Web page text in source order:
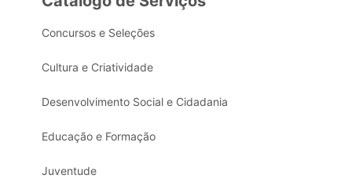
Concursos e Seleções
Cultura e Criatividade
Desenvolvimento Social e Cidadania
Educação e Formação
Juventude